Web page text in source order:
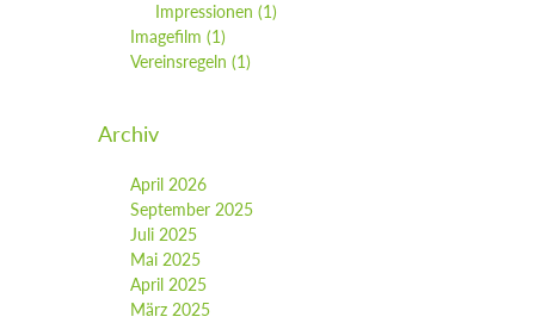
Impressionen (1)
Imagefilm (1)
Vereinsregeln (1)
Archiv
April 2026
September 2025
Juli 2025
Mai 2025
April 2025
März 2025